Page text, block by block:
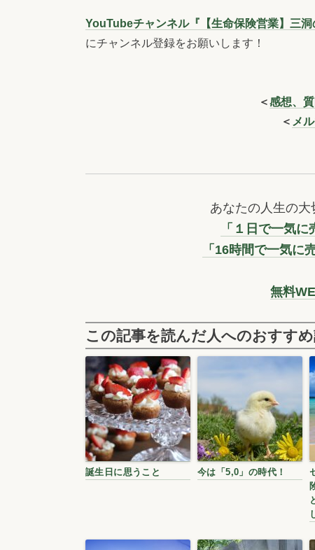
YouTubeチャンネル『【生命保険営業】三洞
にチャンネル登録をお願いします！
＜感想、
＜ メ
あなたの人生の大
「１日で一気
「16時間で一気に
無料
この記事を読んだ人へのおすす
誕生日に思うこと 今は「5,0」の時代！